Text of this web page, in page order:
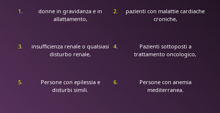
donne in gravidanza e in
allattamento,
pazienti con malattie cardiache
croniche,
insufficienza renale o qualsiasi
disturbo renale,
Pazienti sottoposti a
trattamento oncologico,
Persone con epilessia e
disturbi simili.
Persone con anemia
mediterranea.